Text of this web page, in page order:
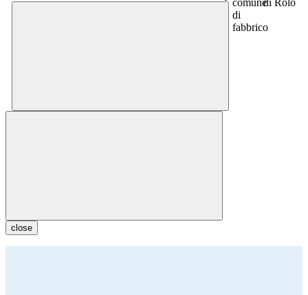
close